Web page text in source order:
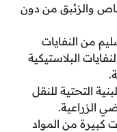
والزئبق من دون
من النفايات
البلاستيكية
التحتية للنقل
الزراعية.
كبيرة من المواد